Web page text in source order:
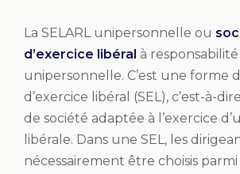
La SELARL unipersonnelle ou
d’exercice libéral à
unipersonnelle. C’est une forme
d’exercice libéral (SEL), c’est-à-
de société adaptée à l’exercice
libérale. Dans une SEL, les
nécessairement être choisis parmi